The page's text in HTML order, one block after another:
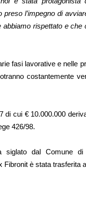
l’impegno di
rispettato e
fasi lavorative e nelle
costantemente
cui € 10.000.000
426/98.
siglato dal Comune
Fibronit è stata trasferita